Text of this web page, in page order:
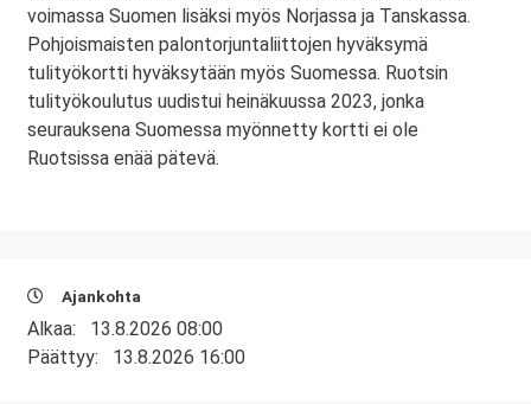
voimassa Suomen lisäksi myös Norjassa ja Tanskassa.
Pohjoismaisten palontorjuntaliittojen hyväksymä
tulityökortti hyväksytään myös Suomessa. Ruotsin
tulityökoulutus uudistui heinäkuussa 2023, jonka
seurauksena Suomessa myönnetty kortti ei ole
Ruotsissa enää pätevä.
Ajankohta
Alkaa: 13.8.2026 08:00
Päättyy: 13.8.2026 16:00